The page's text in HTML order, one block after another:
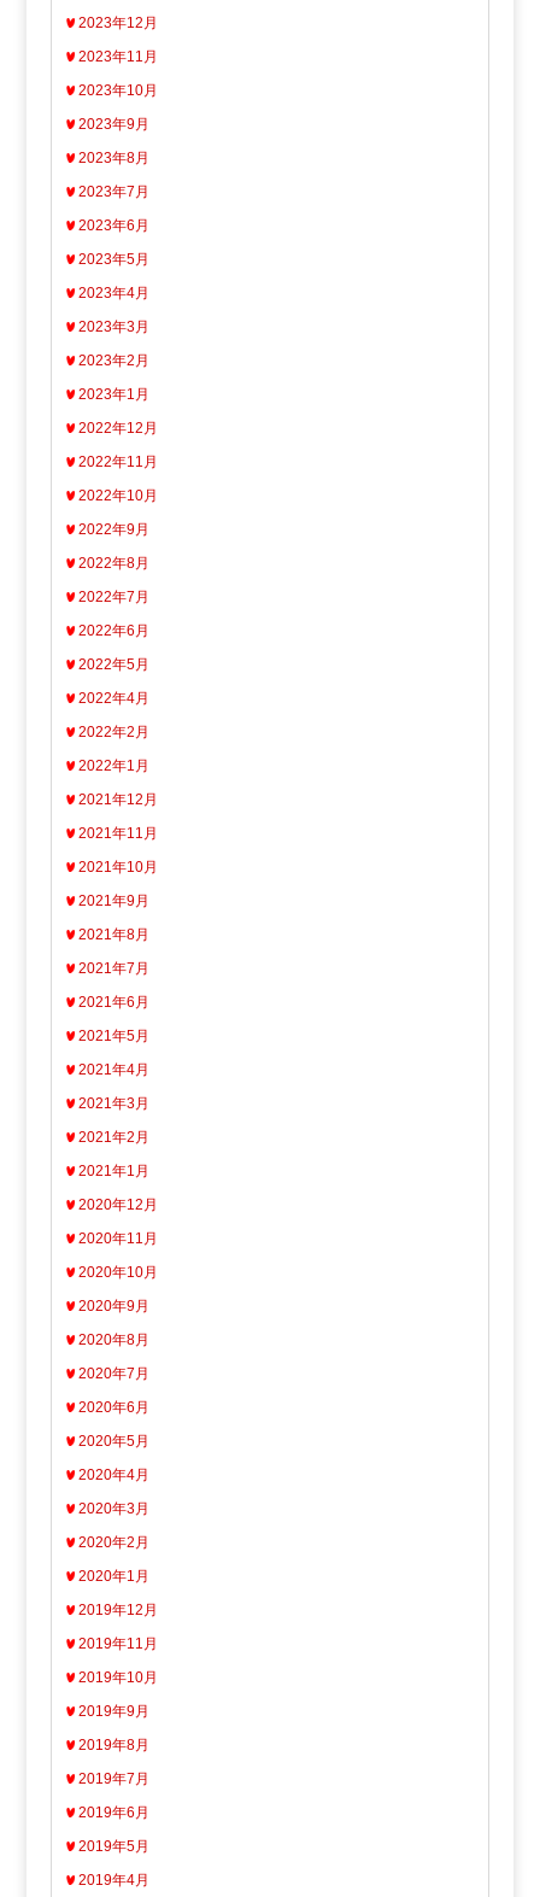
2023年12月
2023年11月
2023年10月
2023年9月
2023年8月
2023年7月
2023年6月
2023年5月
2023年4月
2023年3月
2023年2月
2023年1月
2022年12月
2022年11月
2022年10月
2022年9月
2022年8月
2022年7月
2022年6月
2022年5月
2022年4月
2022年2月
2022年1月
2021年12月
2021年11月
2021年10月
2021年9月
2021年8月
2021年7月
2021年6月
2021年5月
2021年4月
2021年3月
2021年2月
2021年1月
2020年12月
2020年11月
2020年10月
2020年9月
2020年8月
2020年7月
2020年6月
2020年5月
2020年4月
2020年3月
2020年2月
2020年1月
2019年12月
2019年11月
2019年10月
2019年9月
2019年8月
2019年7月
2019年6月
2019年5月
2019年4月